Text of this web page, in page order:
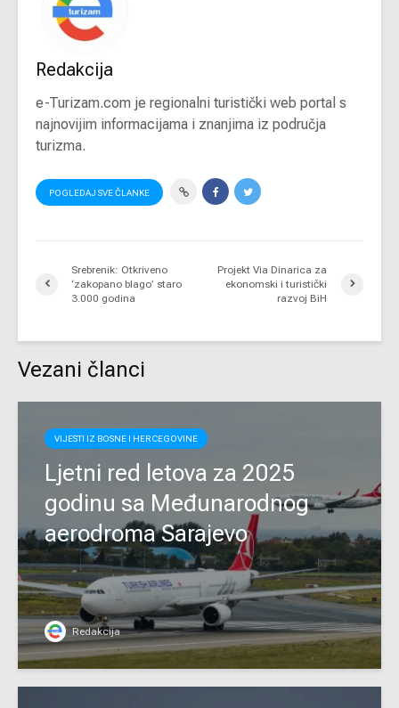
Redakcija
e-Turizam.com je regionalni turistički web portal s
najnovijim informacijama i znanjima iz područja
turizma.
POGLEDAJ SVE ČLANKE
Srebrenik: Otkriveno
‘zakopano blago’ staro
3.000 godina
Projekt Via Dinarica za
ekonomski i turistički
razvoj BiH
Vezani članci
VIJESTI IZ BOSNE I HERCEGOVINE
Ljetni red letova za 2025
godinu sa Međunarodnog
aerodroma Sarajevo
Redakcija